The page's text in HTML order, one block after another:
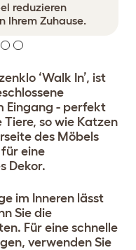
reduzieren
Ihrem Zuhause.
‘Walk In’, ist
Eingang - perfekt
so wie Katzen
des Möbels
eine
Dekor.
im Inneren lässt
Sie die
Für eine schnelle
verwenden Sie